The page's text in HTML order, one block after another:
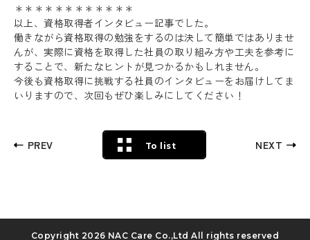
Recruit
Blog
News release
Privacy policy
＊＊＊＊＊＊＊＊＊＊＊＊
以上、資格取得者インタビュー記事でした。
働きながら資格取得の勉強をするのは決して簡単ではありませ
んが、実際に資格を取得した社員の取り組み方や工夫を参考に
することで、新たなヒントが見つかるかもしれません。
今後も資格取得に挑戦する社員のインタビューをお届けしてま
いりますので、次回もぜひ楽しみにしてください！
PREV To list NEXT
Copyright 2026 NAC Care Co.,Ltd All rights reserved